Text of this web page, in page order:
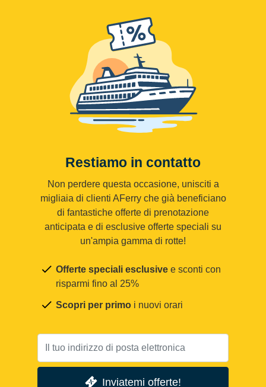
Restiamo in contatto
Non perdere questa occasione, unisciti a
migliaia di clienti AFerry che già beneficiano
di fantastiche offerte di prenotazione
anticipata e di esclusive offerte speciali su
un'ampia gamma di rotte!
Offerte speciali esclusive e sconti con
risparmi fino al 25%
Scopri per primo i nuovi orari
Inviatemi offerte!